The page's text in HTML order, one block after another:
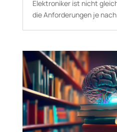
Elektroniker ist nicht
die Anforderungen je